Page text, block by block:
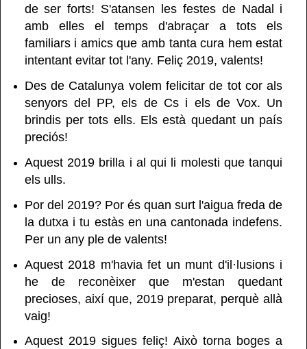
de ser forts! S'atansen les festes de Nadal i
amb elles el temps d'abraçar a tots els
familiars i amics que amb tanta cura hem estat
intentant evitar tot l'any. Feliç 2019, valents!
Des de Catalunya volem felicitar de tot cor als
senyors del PP, els de Cs i els de Vox. Un
brindis per tots ells. Els està quedant un país
preciós!
Aquest 2019 brilla i al qui li molesti que tanqui
els ulls.
Por del 2019? Por és quan surt l'aigua freda de
la dutxa i tu estàs en una cantonada indefens.
Per un any ple de valents!
Aquest 2018 m'havia fet un munt d'il·lusions i
he de reconèixer que m'estan quedant
precioses, així que, 2019 preparat, perquè allà
vaig!
Aquest 2019 sigues feliç! Això torna boges a